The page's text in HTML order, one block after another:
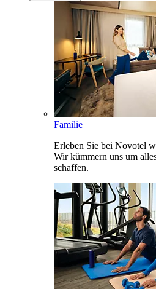
Familie
Erleben Sie bei Novotel
Wir kümmern uns um
schaffen.